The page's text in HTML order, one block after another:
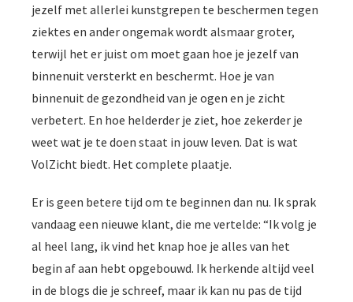
jezelf met allerlei kunstgrepen te beschermen tegen
ziektes en ander ongemak wordt alsmaar groter,
terwijl het er juist om moet gaan hoe je jezelf van
binnenuit versterkt en beschermt. Hoe je van
binnenuit de gezondheid van je ogen en je zicht
verbetert. En hoe helderder je ziet, hoe zekerder je
weet wat je te doen staat in jouw leven. Dat is wat
VolZicht biedt. Het complete plaatje.
Er is geen betere tijd om te beginnen dan nu. Ik sprak
vandaag een nieuwe klant, die me vertelde: “Ik volg je
al heel lang, ik vind het knap hoe je alles van het
begin af aan hebt opgebouwd. Ik herkende altijd veel
in de blogs die je schreef, maar ik kan nu pas de tijd